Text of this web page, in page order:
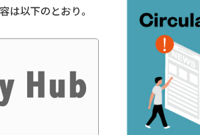
は以下のとおり。